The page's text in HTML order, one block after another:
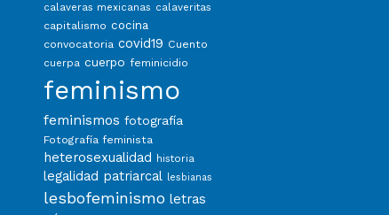
calaveras mexicanas calaveritas
capitalismo cocina
convocatoria covid19 Cuento
cuerpa cuerpo feminicidio
feminismo
feminismos fotografía
Fotografía feminista
heterosexualidad historia
legalidad patriarcal lesbianas
lesbofeminismo letras